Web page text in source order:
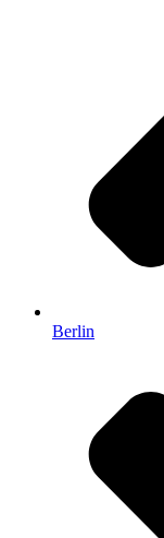
Berlin